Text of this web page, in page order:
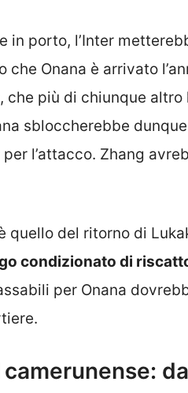
in porto, l’Inter
che Onana è arrivato
più di chiunque altro
sbloccherebbe
l’attacco. Zhang
quello del ritorno di
condizionato di
per Onana